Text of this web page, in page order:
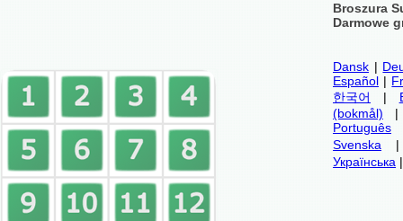
Broszura
Darmowe
Dansk |
Español |
한국어
|
(bokmål)
Português
Svenska
Українська